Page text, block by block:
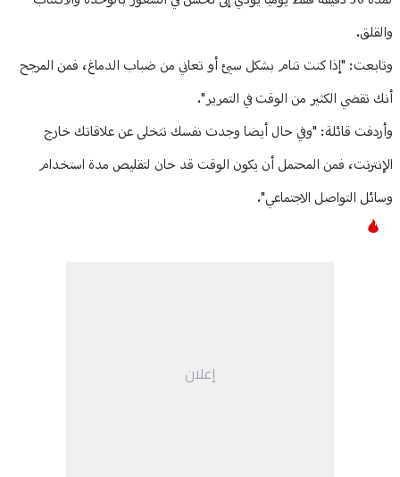
والقلق.
وتابعت: "إذا كنت تنام بشكل سيئ أو تعاني من ضباب الدماغ، فمن المرجح
أنك تقضي الكثير من الوقت في التمرير".
وأردفت قائلة: "وفي حال أيضا وجدت نفسك تتخلى عن علاقاتك خارج
الإنترنت، فمن المحتمل أن يكون الوقت قد حان لتقليص مدة استخدام
وسائل التواصل الاجتماعي".
إعلان